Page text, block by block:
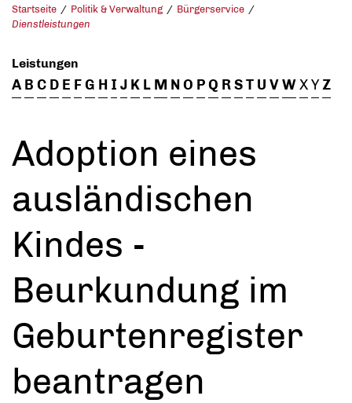
Startseite
Politik & Verwaltung
Bürgerservice
Dienstleistungen
Leistungen
A B C D E FG H I J K L M NO PQ RST U VWXYZ
Adoption eines
ausländischen
Kindes -
Beurkundung im
Geburtenregister
beantragen